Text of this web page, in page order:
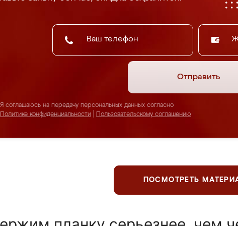
Отправить
Я соглашаюсь на передачу персональных данных согласно
Политике конфиденциальности
Пользовательскому соглашению
ПОСМОТРЕТЬ